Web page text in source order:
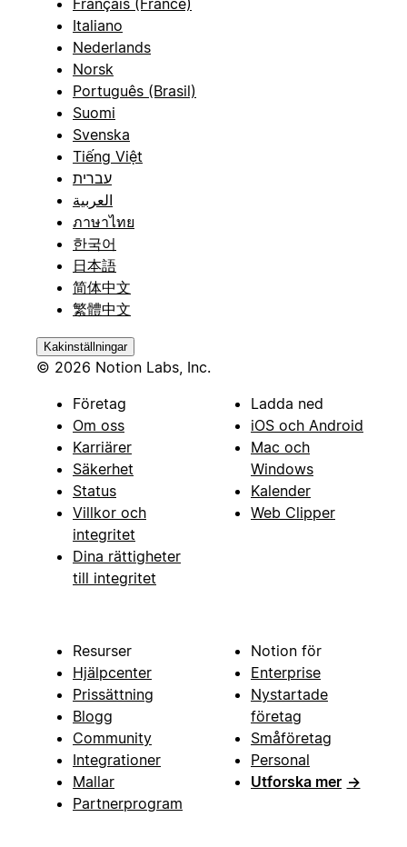
Français (France)
Italiano
Nederlands
Norsk
Português (Brasil)
Suomi
Svenska
Tiếng Việt
עברית
العربية
ภาษาไทย
한국어
日本語
简体中文
繁體中文
Kakinställningar
© 2026 Notion Labs, Inc.
Företag
Om oss
Karriärer
Säkerhet
Status
Villkor och
integritet
Dina rättigheter
till integritet
Ladda ned
iOS och Android
Mac och
Windows
Kalender
Web Clipper
Resurser
Hjälpcenter
Prissättning
Blogg
Community
Integrationer
Mallar
Partnerprogram
Notion för
Enterprise
Nystartade
företag
Småföretag
Personal
Utforska mer →